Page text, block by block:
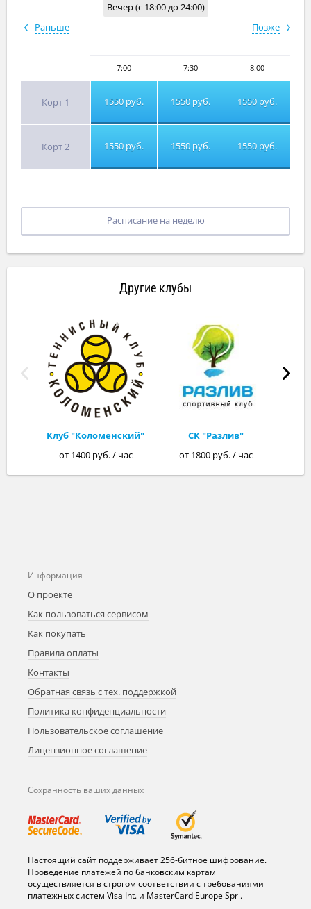
Вечер (с 18:00 до 24:00)
Раньше
Позже
7:00 7:30 8:00
Корт 1 1550 руб. 1550 руб. 1550 руб.
Корт 2 1550 руб. 1550 руб. 1550 руб.
Расписание на неделю
Другие клубы
Клуб "Коломенский"
от 1400 руб. / час
СК "Разлив"
от 1800 руб. / час
Информация
О проекте
Как пользоваться сервисом
Как покупать
Правила оплаты
Контакты
Обратная связь с тех. поддержкой
Политика конфиденциальности
Пользовательское соглашение
Лицензионное соглашение
Сохранность ваших данных
Настоящий сайт поддерживает 256-битное шифрование.
Проведение платежей по банковским картам
осуществляется в строгом соответствии с требованиями
платежных систем Visa Int. и MasterCard Europe Sprl.